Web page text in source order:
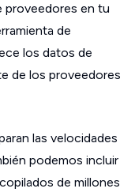
proveedores en tu
de
los datos de
de los proveedores
las velocidades
podemos incluir
de millones